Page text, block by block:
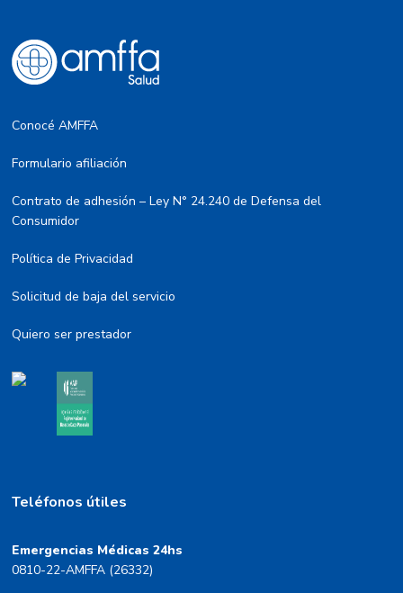
Conocé AMFFA
Formulario afiliación
Contrato de adhesión – Ley N° 24.240 de Defensa del
Consumidor
Política de Privacidad
Solicitud de baja del servicio
Quiero ser prestador
Teléfonos útiles
Emergencias Médicas 24hs
0810-22-AMFFA (26332)